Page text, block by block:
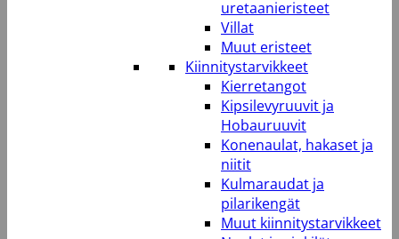
uretaanieristeet
Villat
Muut eristeet
Kiinnitystarvikkeet
Kierretangot
Kipsilevyruuvit ja
Hobauruuvit
Konenaulat, hakaset ja
niitit
Kulmaraudat ja
pilarikengät
Muut kiinnitystarvikkeet